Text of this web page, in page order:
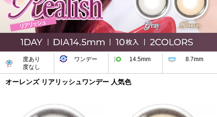
度あり
度なし
ワンデー 14.5mm 8.7mm
オーレンズ リアリッシュワンデー 人気色